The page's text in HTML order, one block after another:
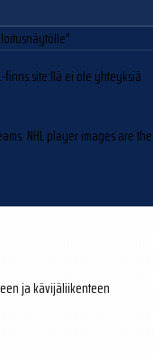
finns.site:llä ei ole yhteyksiä
NHL player images are the
ja kävijäliikenteen